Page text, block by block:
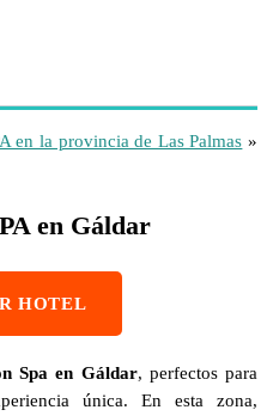
en la provincia de Las Palmas »
en Gáldar
HOTEL
Spa en Gáldar, perfectos para
única. En esta zona,